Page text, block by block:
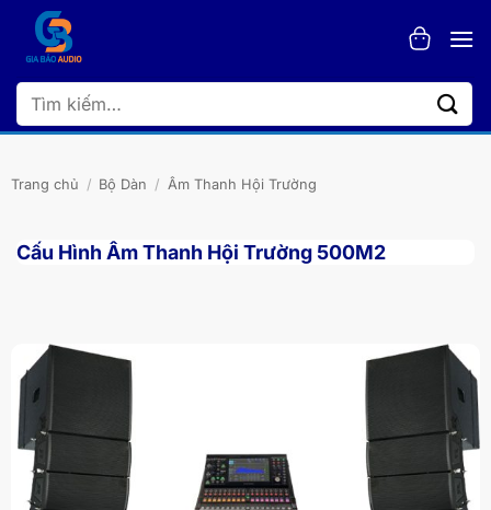
dung
Tìm
kiếm:
Trang chủ / Bộ Dàn / Âm Thanh Hội Trường
Cấu Hình Âm Thanh Hội Trường 500M2